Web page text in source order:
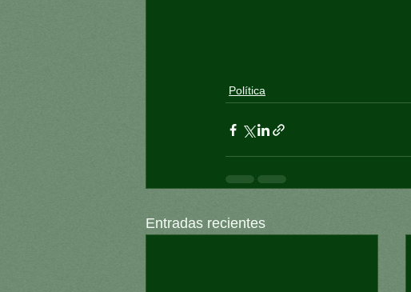
Política
Entradas recientes